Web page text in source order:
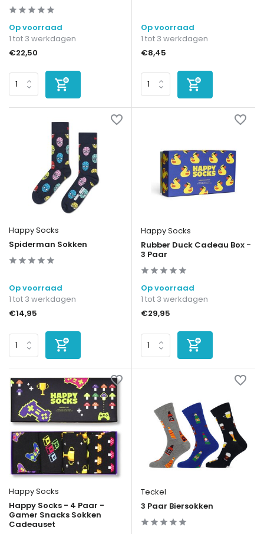
Op voorraad
1 tot 3 werkdagen
€22,50
Op voorraad
1 tot 3 werkdagen
€8,45
Happy Socks
Spiderman Sokken
Op voorraad
1 tot 3 werkdagen
€14,95
Happy Socks
Rubber Duck Cadeau Box -
3 Paar
Op voorraad
1 tot 3 werkdagen
€29,95
Happy Socks
Happy Socks - 4 Paar -
Gamer Snacks Sokken
Cadeauset
Teckel
3 Paar Biersokken